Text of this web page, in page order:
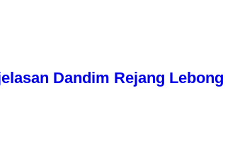
Dandim Rejang Lebong